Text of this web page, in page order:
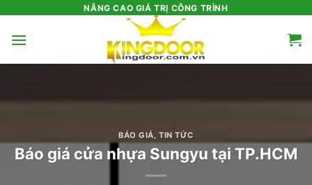
nội
NÂNG CAO GIÁ TRỊ CÔNG TRÌNH
BÁO GIÁ,TIN TỨC
Báo giá cửa nhựa Sungyu tại TP.HCM